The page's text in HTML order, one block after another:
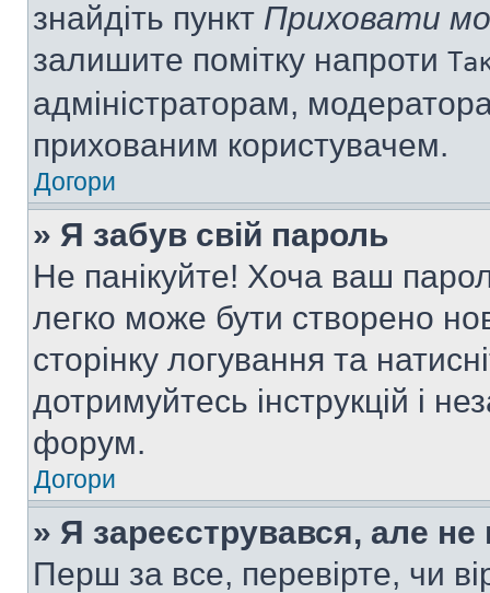
знайдіть пункт Приховати
залишите помітку напроти
адміністраторам,
прихованим користувачем.
Догори
» Я забув свій пароль
Не панікуйте! Хоча ваш
легко може бути створено
сторінку логування та
дотримуйтесь інструкцій і
форум.
Догори
» Я зареєструвався, але
Перш за все, перевірте, чи